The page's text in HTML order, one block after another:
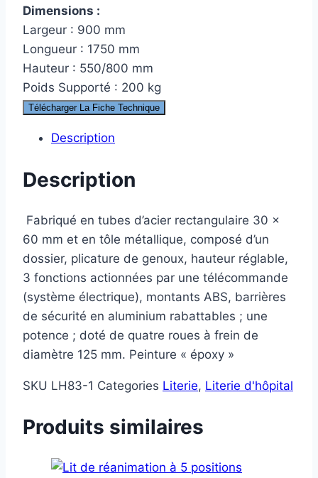
Dimensions :
Largeur : 900 mm
Longueur : 1750 mm
Hauteur : 550/800 mm
Poids Supporté : 200 kg
Télécharger La Fiche Technique
Description
Description
Fabriqué en tubes d’acier rectangulaire 30 x
60 mm et en tôle métallique, composé d’un
dossier, plicature de genoux, hauteur réglable,
3 fonctions actionnées par une télécommande
(système électrique), montants ABS, barrières
de sécurité en aluminium rabattables ; une
potence ; doté de quatre roues à frein de
diamètre 125 mm. Peinture « époxy »
SKU LH83-1 Categories Literie, Literie d'hôpital
Produits similaires